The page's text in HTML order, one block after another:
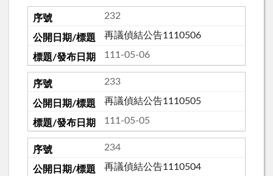
232
再議偵結公告1110506
111-05-06
233
再議偵結公告1110505
111-05-05
234
再議偵結公告1110504